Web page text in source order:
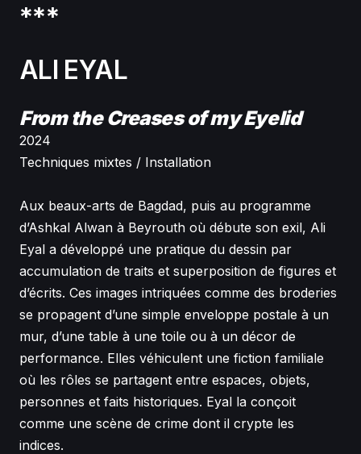
***
ALI EYAL
From the Creases of my Eyelid
2024
Techniques mixtes / Installation
Aux beaux-arts de Bagdad, puis au programme
d’Ashkal Alwan à Beyrouth où débute son exil, Ali
Eyal a développé une pratique du dessin par
accumulation de traits et superposition de figures et
d’écrits. Ces images intriquées comme des broderies
se propagent d’une simple enveloppe postale à un
mur, d’une table à une toile ou à un décor de
performance. Elles véhiculent une fiction familiale
où les rôles se partagent entre espaces, objets,
personnes et faits historiques. Eyal la conçoit
comme une scène de crime dont il crypte les
indices.